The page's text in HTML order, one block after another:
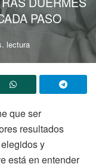
PASO
lectura
que ser
resultados
y
está en entender